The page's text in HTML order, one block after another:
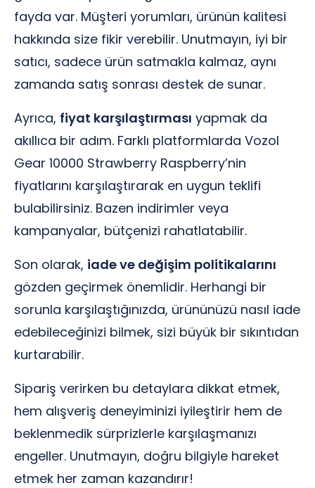
fayda var. Müşteri yorumları, ürünün kalitesi
hakkında size fikir verebilir. Unutmayın, iyi bir
satıcı, sadece ürün satmakla kalmaz, aynı
zamanda satış sonrası destek de sunar.
Ayrıca, fiyat karşılaştırması yapmak da
akıllıca bir adım. Farklı platformlarda Vozol
Gear 10000 Strawberry Raspberry’nin
fiyatlarını karşılaştırarak en uygun teklifi
bulabilirsiniz. Bazen indirimler veya
kampanyalar, bütçenizi rahatlatabilir.
Son olarak, iade ve değişim politikalarını
gözden geçirmek önemlidir. Herhangi bir
sorunla karşılaştığınızda, ürününüzü nasıl iade
edebileceğinizi bilmek, sizi büyük bir sıkıntıdan
kurtarabilir.
Sipariş verirken bu detaylara dikkat etmek,
hem alışveriş deneyiminizi iyileştirir hem de
beklenmedik sürprizlerle karşılaşmanızı
engeller. Unutmayın, doğru bilgiyle hareket
etmek her zaman kazandırır!